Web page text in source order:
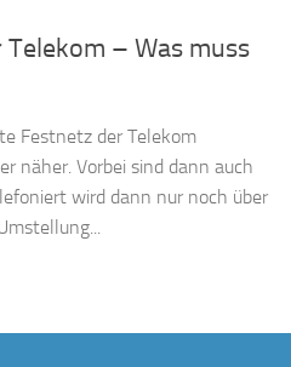
– Was muss
Festnetz der Telekom
näher. Vorbei sind dann auch
wird dann nur noch über